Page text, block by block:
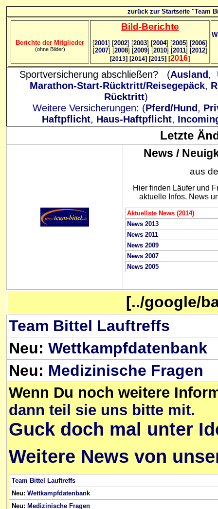
zurück zur Startseite "Team
Berichte der Mitglieder
(ohne Bilder)
Bild-Berichte
[2001] [2002] [2003] [2004] [2005] [2006]
[2007] [2008] [2009] [2010] [2011] [2012]
[2013] [2014] [2015] [2016]
Sportversicherung abschließen? (Ausland,
Marathon-Start-Rücktritt/Reisegepäck,
Rücktritt)
Weitere Versicherungen: (Pferd/Hund,
Haftpflicht, Haus-Haftpflicht,
Letzte
News /
aus
Hier finden Läufer und
aktuelle Infos, News
Aktuellste News (2014)
News 2013
News 2011
News 2009
News 2007
News 2005
[../google/
Team Bittel Lauftreffs
Neu: Wettkampfdatenbank
Neu: Medizinische Fragen
Wenn Du noch weitere
dann teil sie uns bitte mit.
Guck doch mal unter
Weitere News von
Team Bittel Lauftreffs
Neu: Wettkampfdatenbank
Neu: Medizinische Fragen